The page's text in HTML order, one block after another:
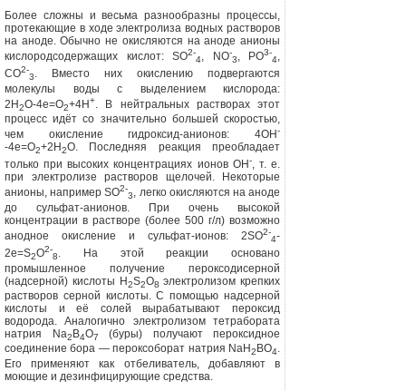
Более сложны и весьма разнообраз­ны процессы,
протекающие в ходе элек­тролиза водных растворов
на аноде. Обычно не окисляются на аноде анио­ны
кислородсодержащих кислот: SO2-
4, NO-
3, PO3-
4,
СО2-
3. Вместо них окислению подвергаются
молекулы воды с выделе­нием кислорода:
2Н2О-4е=О2+4Н+
. В нейтральных растворах этот
процесс идёт со значительно большей скоро­стью,
чем окисление гидроксид-анионов: 4ОН-
-4е=О2+2Н2О. Послед­няя реакция преобладает
только при высоких концентрациях ионов ОН-, т. е.
при электролизе растворов ще­лочей. Некоторые
анионы, напримерSO2-
3, легко окисляются на аноде
до сульфат-анионов. При очень высокой
концентрации в растворе (более 500 г/л) возможно
анодное окисление и суль­фат-ионов: 2SO2-
4-
2е=S2O2-
8.
На этой реакции основано
промышленное полу­чение пероксодисерной
(надсерной) кислоты H2S2O8 электролизом крепких
растворов серной кислоты. С помощью надсерной
кислоты и её солей выраба­тывают пероксид
водорода. Аналогич­но электролизом тетрабората
натрия
Na2 B4O7
(буры) получают пероксидное
соединение бора — пероксоборат нат­рия NaH2 BO4.
Его применяют как отбе­ливатель, добавляют в
моющие и дезин­фицирующие средства.